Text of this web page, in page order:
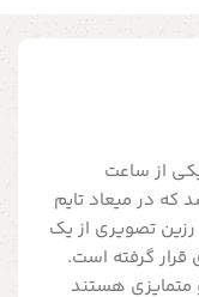
از ساعت
که در میعاد تایم
رزین تصویری از یک
قرار گرفته است.
هستند